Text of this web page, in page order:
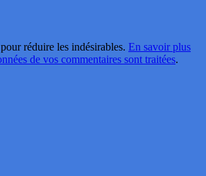
réduire les indésirables. En savoir plus
de vos commentaires sont traitées.